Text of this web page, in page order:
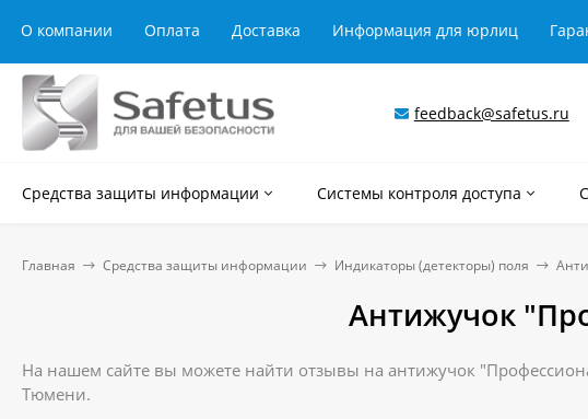
О компании Оплата Доставка Информация для юрлиц
feedback@safetus.ru
Средства защиты информации Системы контроля доступа
Главная Средства защиты информации Индикаторы (детекторы) поля
Антижучок
На нашем сайте вы можете найти отзывы на антижучок
Тюмени.